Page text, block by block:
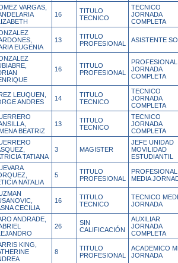
VARGAS,
16
TITULO
TECNICO
TECNICO
JORNADA
COMPLETA
EUGENIA
13
TITULO
PROFESIONAL
ASISTENTE
16
TITULO
PROFESIONAL
PROFESIONAL
JORNADA
COMPLETA
LEUQUEN,
ANDRES
14
TITULO
TECNICO
TECNICO
JORNADA
COMPLETA
BEATRIZ
13
TITULO
TECNICO
TECNICO
JORNADA
COMPLETA
TATIANA
3 MAGISTER
JEFE UNIDAD
MOVILIDAD
ESTUDIANTIL
NATALIA
5
TITULO
PROFESIONAL
PROFESIONAL
MEDIA
CECILIA
16
TITULO
TECNICO
TECNICO
JORNADA
ANDRADE,
26
SIN
CALIFICACIÓN
AUXILIAR
JORNADA
COMPLETA
KING,
8
TITULO
PROFESIONAL
ACADEMICO
JORNADA